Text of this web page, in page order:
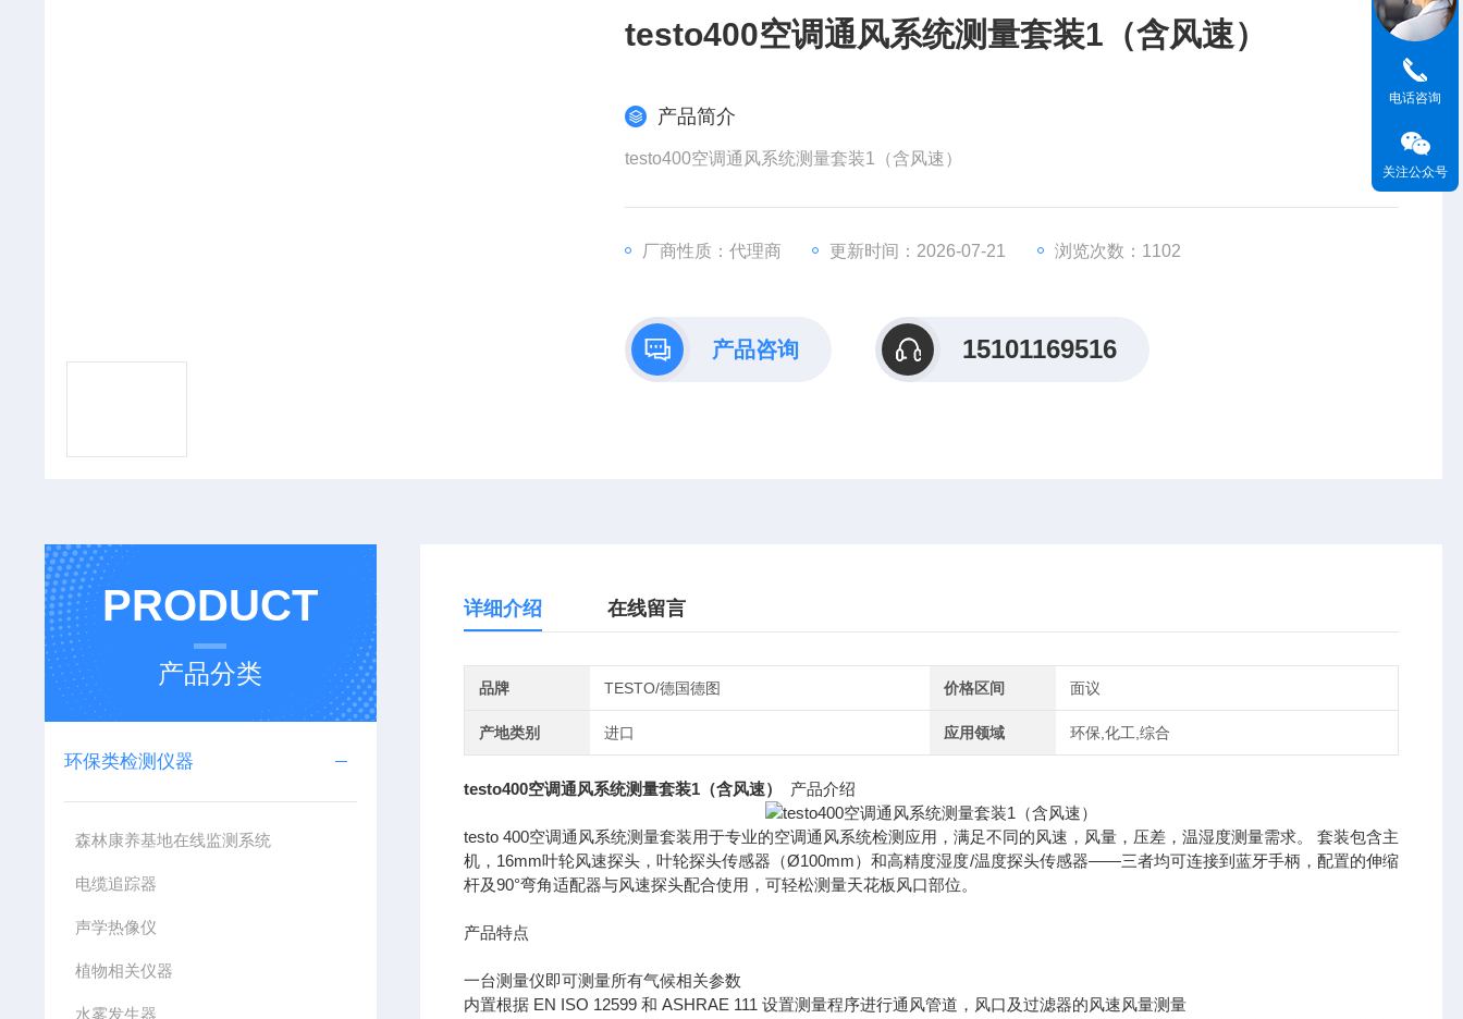
testo400空调通风系统测量套装1（含风速）
产品简介
testo400空调通风系统测量套装1（含风速）
厂商性质：代理商 更新时间：2026-07-21 浏览次数：1102
产品咨询 15101169516
PRODUCT
产品分类
环保类检测仪器
森林康养基地在线监测系统
电缆追踪器
声学热像仪
植物相关仪器
水雾发生器
详细介绍 在线留言
品牌 TESTO/德国德图 价格区间 面议
产地类别 进口 应用领域 环保,化工,综合
testo400空调通风系统测量套装1（含风速） 产品介绍
testo 400空调通风系统测量套装用于专业的空调通风系统检测应用，满足不同的风速，风量，压差，温湿度测量需求。 套装包含主
机，16mm叶轮风速探头，叶轮探头传感器（Ø100mm）和高精度湿度/温度探头传感器——三者均可连接到蓝牙手柄，配置的伸缩
杆及90°弯角适配器与风速探头配合使用，可轻松测量天花板风口部位。
产品特点
一台测量仪即可测量所有气候相关参数
内置根据 EN ISO 12599 和 ASHRAE 111 设置测量程序进行通风管道，风口及过滤器的风速风量测量
电话咨询
关注公众号